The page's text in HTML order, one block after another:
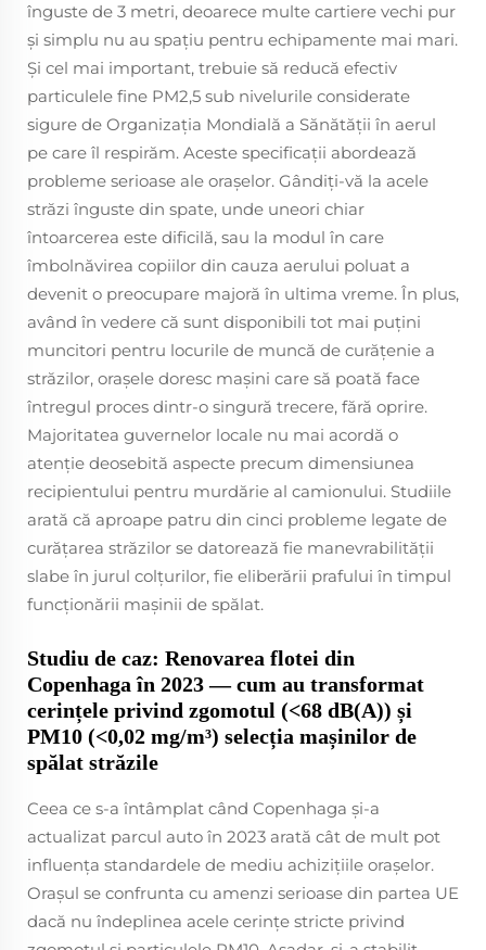
înguste de 3 metri, deoarece multe cartiere vechi pur
și simplu nu au spațiu pentru echipamente mai mari.
Și cel mai important, trebuie să reducă efectiv
particulele fine PM2,5 sub nivelurile considerate
sigure de Organizația Mondială a Sănătății în aerul
pe care îl respirăm. Aceste specificații abordează
probleme serioase ale orașelor. Gândiți-vă la acele
străzi înguste din spate, unde uneori chiar
întoarcerea este dificilă, sau la modul în care
îmbolnăvirea copiilor din cauza aerului poluat a
devenit o preocupare majoră în ultima vreme. În plus,
având în vedere că sunt disponibili tot mai puțini
muncitori pentru locurile de muncă de curățenie a
străzilor, orașele doresc mașini care să poată face
întregul proces dintr-o singură trecere, fără oprire.
Majoritatea guvernelor locale nu mai acordă o
atenție deosebită aspecte precum dimensiunea
recipientului pentru murdărie al camionului. Studiile
arată că aproape patru din cinci probleme legate de
curățarea străzilor se datorează fie manevrabilității
slabe în jurul colțurilor, fie eliberării prafului în timpul
funcționării mașinii de spălat.
Studiu de caz: Renovarea flotei din
Copenhaga în 2023 — cum au transformat
cerințele privind zgomotul (<68 dB(A)) și
PM10 (<0,02 mg/m³) selecția mașinilor de
spălat străzile
Ceea ce s-a întâmplat când Copenhaga și-a
actualizat parcul auto în 2023 arată cât de mult pot
influența standardele de mediu achizițiile orașelor.
Orașul se confrunta cu amenzi serioase din partea UE
dacă nu îndeplinea acele cerințe stricte privind